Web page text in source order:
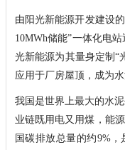
由阳光新能源开发建设
10MWh储能”一体化电
光新能源为其量身定制“
应用于厂房屋顶，成为
我国是世界上最大的水
业链既用电又用煤，能
国碳排放总量的约9%，